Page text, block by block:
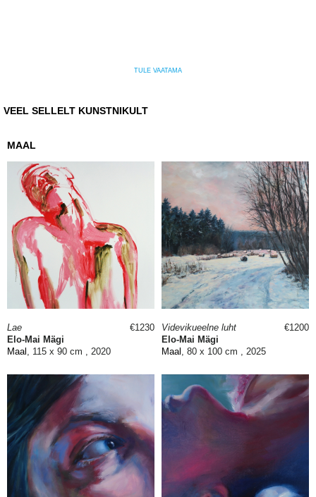
TULE VAATAMA
VEEL SELLELT KUNSTNIKULT
MAAL
Lae
Elo-Mai Mägi
Maal , 115 x 90 cm , 2020
€1230
Videvikueelne luht
Elo-Mai Mägi
Maal , 80 x 100 cm , 2025
€1200